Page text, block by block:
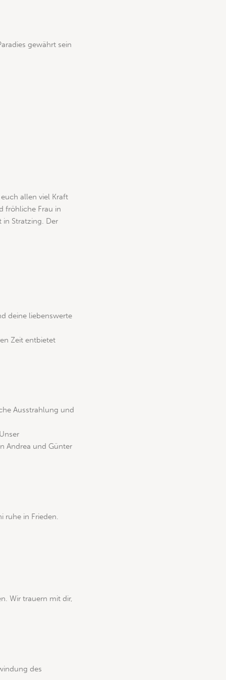
gewährt sein
allen viel Kraft
fröhliche Frau in
in Stratzing. Der
deine liebenswerte
Zeit entbietet
Ausstrahlung und
Andrea und Günter
ruhe in Frieden.
Wir trauern mit dir,
des